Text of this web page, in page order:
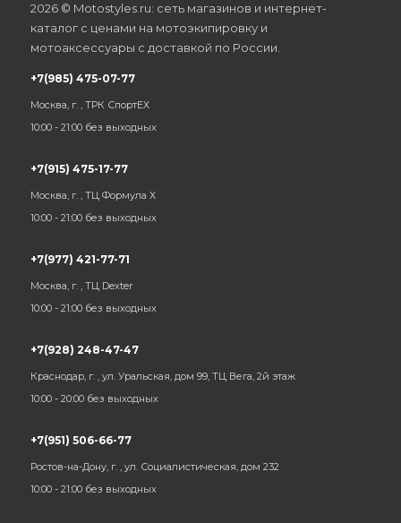
2026 © Motostyles.ru: сеть магазинов и интернет-
каталог с ценами на мотоэкипировку и
мотоаксессуары с доставкой по России.
+7(985) 475-07-77
Москва, г. , ТРК СпортЕХ
10:00 - 21:00 без выходных
+7(915) 475-17-77
Москва, г. , ТЦ Формула Х
10:00 - 21:00 без выходных
+7(977) 421-77-71
Москва, г. , ТЦ Dexter
10:00 - 21:00 без выходных
+7(928) 248-47-47
Краснодар, г. , ул. Уральская, дом 99, ТЦ Вега, 2й этаж
10:00 - 20:00 без выходных
+7(951) 506-66-77
Ростов-на-Дону, г. , ул. Социалистическая, дом 232
10:00 - 21:00 без выходных